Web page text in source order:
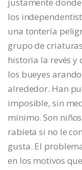
justamente
los
una tontería
grupo de
historia la revés y
los bueyes
alrededor. Han
imposible, sin
mínimo. Son
rabieta si no le
gusta. El
en los motivos